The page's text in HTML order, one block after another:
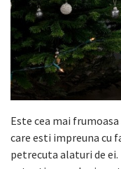
Este cea mai
care esti impreuna cu
petrecuta alaturi de